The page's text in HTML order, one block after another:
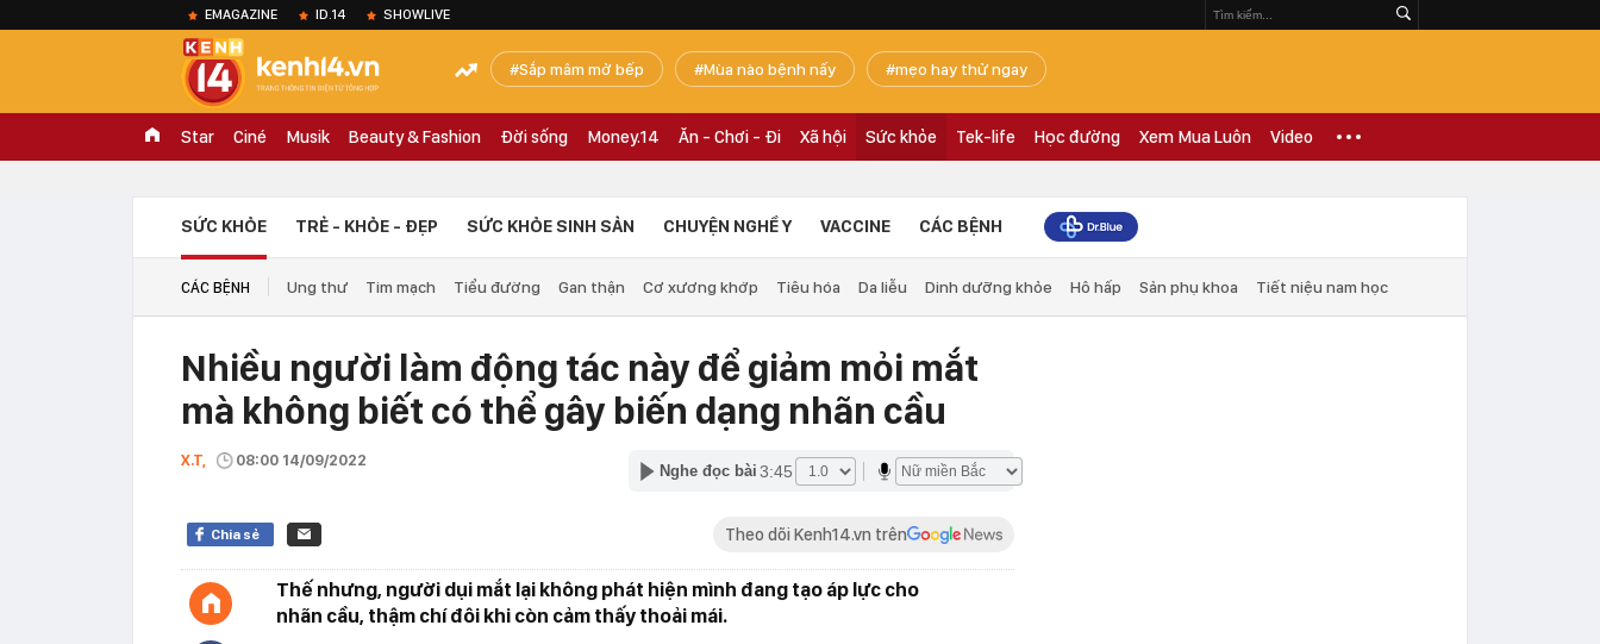
EMAGAZINE ID.14 SHOWLIVE
Sắp mâm mở bếp Mùa nào bệnh nấy mẹo hay thử ngay
Star Ciné Musik Beauty & Fashion Đời sống Money.14 Ăn - Chơi - Đi Xã hội Sức khỏe Tek-life Học đường Xem Mua Luôn Video
SỨC KHỎE TRẺ - KHỎE - ĐẸP SỨC KHỎE SINH SẢN CHUYỆN NGHỀ Y VACCINE CÁC BỆNH
CÁC BỆNH Ung thư Tim mạch Tiểu đường Gan thận Cơ xương khớp Tiêu hóa Da liễu Dinh dưỡng khỏe Hô hấp Sản phụ khoa Tiết niệu nam học
Nhiều người làm động tác này để giảm mỏi mắt
mà không biết có thể gây biến dạng nhãn cầu
X.T, 08:00 14/09/2022
Nghe đọc bài 3:45
Chia sẻ Theo dõi Kenh14.vn trên
Thế nhưng, người dụi mắt lại không phát hiện mình đang tạo áp lực cho
nhãn cầu, thậm chí đôi khi còn cảm thấy thoải mái.